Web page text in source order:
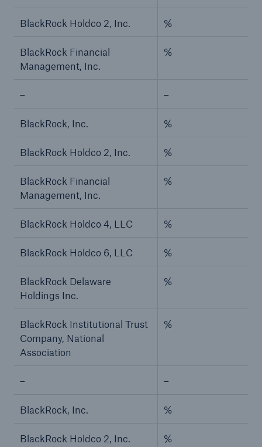
BlackRock Holdco 2, Inc. %
BlackRock Financial
Management, Inc.
%
– –
BlackRock, Inc. %
BlackRock Holdco 2, Inc. %
BlackRock Financial
Management, Inc.
%
BlackRock Holdco 4, LLC %
BlackRock Holdco 6, LLC %
BlackRock Delaware
Holdings Inc.
%
BlackRock Institutional Trust
Company, National
Association
%
– –
BlackRock, Inc. %
BlackRock Holdco 2, Inc. %
Risiken
Insights
Unternehmen
Karriere